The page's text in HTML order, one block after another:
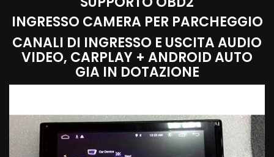
INGRESSO CAMERA PER PARCHEGGIO
CANALI DI INGRESSO E USCITA AUDIO
VIDEO, CARPLAY + ANDROID AUTO
GIA IN DOTAZIONE